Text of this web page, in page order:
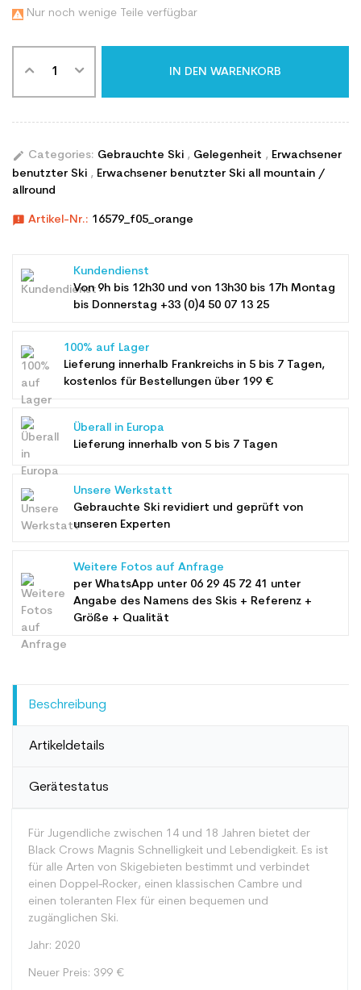
 Nur noch wenige Teile verfügbar
IN DEN WARENKORB
edit Categories: Gebrauchte Ski , Gelegenheit , Erwachsener
benutzter Ski , Erwachsener benutzter Ski all mountain /
allround
announcement Artikel-Nr.: 16579_f05_orange
Kundendienst
Von 9h bis 12h30 und von 13h30 bis 17h Montag
bis Donnerstag +33 (0)4 50 07 13 25
100% auf Lager
Lieferung innerhalb Frankreichs in 5 bis 7 Tagen,
kostenlos für Bestellungen über 199 €
Überall in Europa
Lieferung innerhalb von 5 bis 7 Tagen
Unsere Werkstatt
Gebrauchte Ski revidiert und geprüft von
unseren Experten
Weitere Fotos auf Anfrage
per WhatsApp unter 06 29 45 72 41 unter
Angabe des Namens des Skis + Referenz +
Größe + Qualität
Beschreibung
Artikeldetails
Gerätestatus
Für Jugendliche zwischen 14 und 18 Jahren bietet der
Black Crows Magnis Schnelligkeit und Lebendigkeit. Es ist
für alle Arten von Skigebieten bestimmt und verbindet
einen Doppel-Rocker, einen klassischen Cambre und
einen toleranten Flex für einen bequemen und
zugänglichen Ski.
Jahr: 2020
Neuer Preis: 399 €